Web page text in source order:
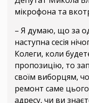
мікрофона та
– Я думаю, що за
наступна сесія
Колеги, коли
пропозицію, то
своїм виборцям,
ремонт саме
адресу, чи ви